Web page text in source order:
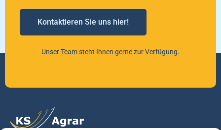
Kontaktieren Sie uns hier!
Unser Team steht Ihnen gerne zur Verfügung.